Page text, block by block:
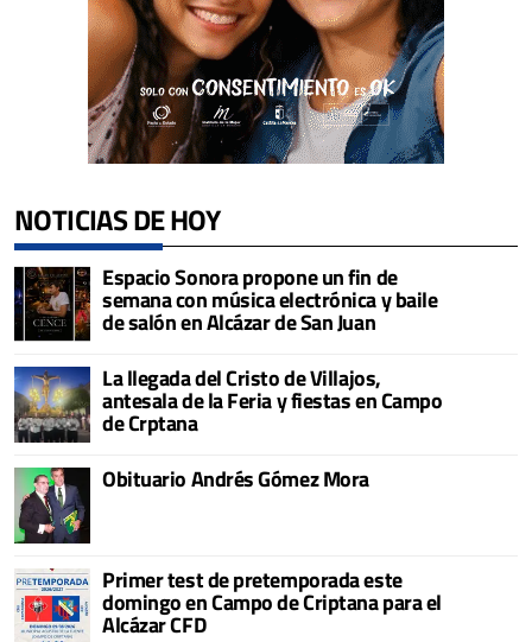
NOTICIAS DE HOY
Espacio Sonora propone un fin de
semana con música electrónica y baile
de salón en Alcázar de San Juan
La llegada del Cristo de Villajos,
antesala de la Feria y fiestas en Campo
de Crptana
Obituario Andrés Gómez Mora
Primer test de pretemporada este
domingo en Campo de Criptana para el
Alcázar CFD